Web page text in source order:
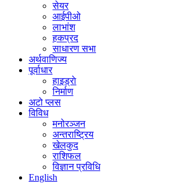
सेयर
आईपीओ
लाभांश
हकप्रद
साधारण सभा
अर्थवाणिज्य
पूर्वाधार
हाइड्राे
निर्माण
अटो प्लस
विविध
मनोरञ्जन
अन्तराष्ट्रिय
खेलकुद
राशिफल
विज्ञान प्रविधि
English